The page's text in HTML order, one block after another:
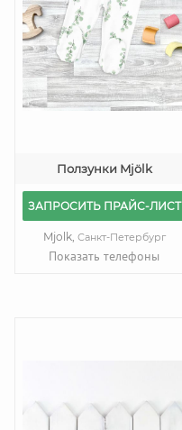
Ползунки Mjölk
ЗАПРОСИТЬ ПРАЙС-ЛИСТ
Mjolk, Санкт-Петербург
Показать телефоны